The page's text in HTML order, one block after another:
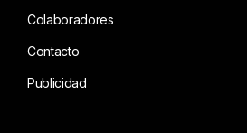
Colaboradores
Contacto
Publicidad